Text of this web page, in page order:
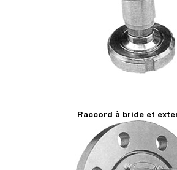
Raccord à bride et